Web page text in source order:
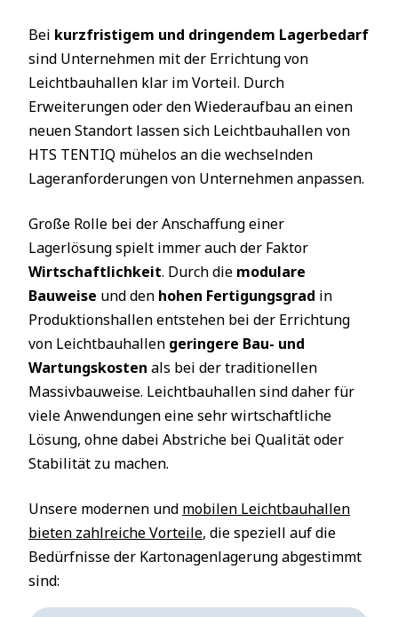
Bei kurzfristigem und dringendem Lagerbedarf
sind Unternehmen mit der Errichtung von
Leichtbauhallen klar im Vorteil. Durch
Erweiterungen oder den Wiederaufbau an einen
neuen Standort lassen sich Leichtbauhallen von
HTS TENTIQ mühelos an die wechselnden
Lageranforderungen von Unternehmen anpassen.
Große Rolle bei der Anschaffung einer
Lagerlösung spielt immer auch der Faktor
Wirtschaftlichkeit. Durch die modulare
Bauweise und den hohen Fertigungsgrad in
Produktionshallen entstehen bei der Errichtung
von Leichtbauhallen geringere Bau- und
Wartungskosten als bei der traditionellen
Massivbauweise. Leichtbauhallen sind daher für
viele Anwendungen eine sehr wirtschaftliche
Lösung, ohne dabei Abstriche bei Qualität oder
Stabilität zu machen.
Unsere modernen und mobilen Leichtbauhallen
bieten zahlreiche Vorteile, die speziell auf die
Bedürfnisse der Kartonagenlagerung abgestimmt
sind: